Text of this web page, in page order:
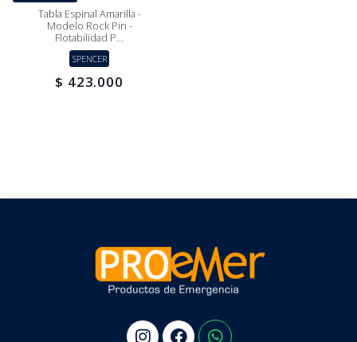
Tabla Espinal Amarilla -
Modelo Rock Pin -
Flotabilidad P...
SPENCER
$ 423.000